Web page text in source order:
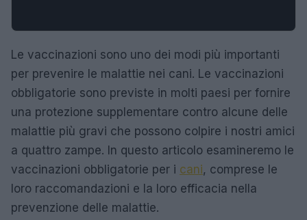
Le vaccinazioni sono uno dei modi più importanti
per prevenire le malattie nei cani. Le vaccinazioni
obbligatorie sono previste in molti paesi per fornire
una protezione supplementare contro alcune delle
malattie più gravi che possono colpire i nostri amici
a quattro zampe. In questo articolo esamineremo le
vaccinazioni obbligatorie per i cani, comprese le
loro raccomandazioni e la loro efficacia nella
prevenzione delle malattie.